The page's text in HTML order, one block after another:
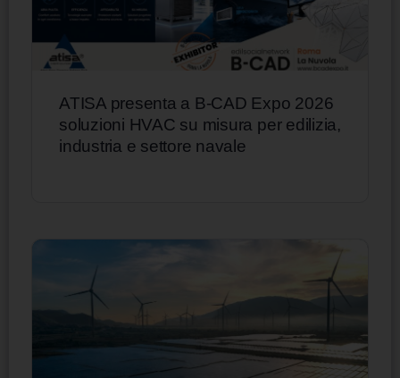
ATISA presenta a B-CAD Expo 2026
soluzioni HVAC su misura per edilizia,
industria e settore navale